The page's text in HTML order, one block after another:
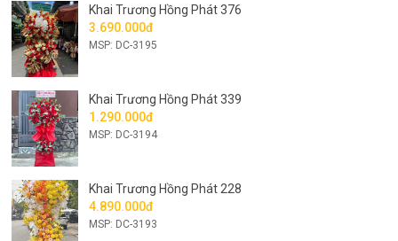
Khai Trương Hồng Phát 376
3.690.000đ
MSP: DC-3195
Khai Trương Hồng Phát 339
1.290.000đ
MSP: DC-3194
Khai Trương Hồng Phát 228
4.890.000đ
MSP: DC-3193